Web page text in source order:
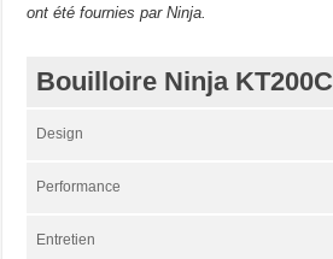
ont été fournies par Ninja.
Bouilloire Ninja KT200C
Design
Performance
Entretien